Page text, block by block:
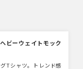
ビーウェイトモック
Tシャツ。トレンド感